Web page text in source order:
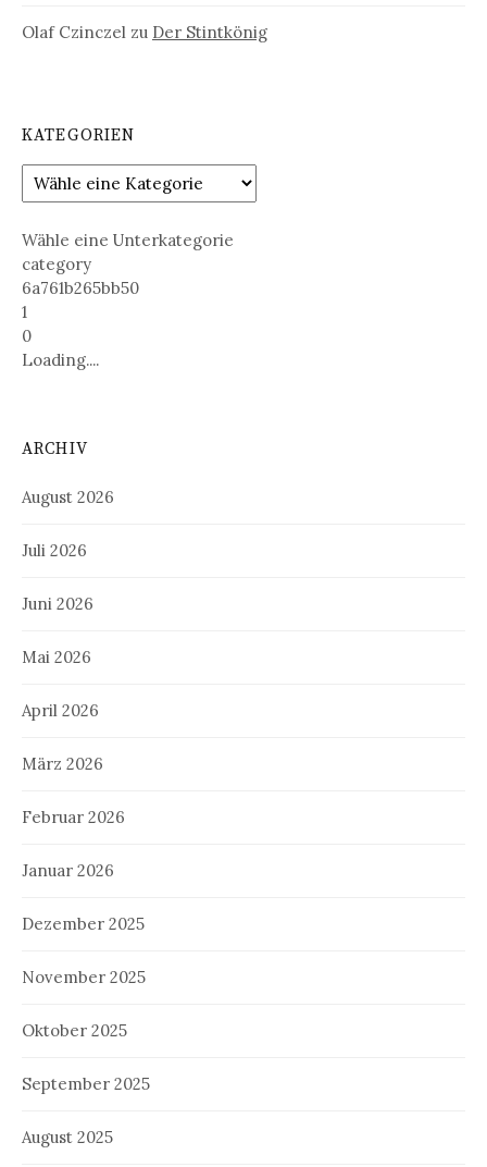
Olaf Czinczel zu Der Stintkönig
KATEGORIEN
Wähle eine Unterkategorie
category
6a761b265bb50
1
0
Loading....
ARCHIV
August 2026
Juli 2026
Juni 2026
Mai 2026
April 2026
März 2026
Februar 2026
Januar 2026
Dezember 2025
November 2025
Oktober 2025
September 2025
August 2025